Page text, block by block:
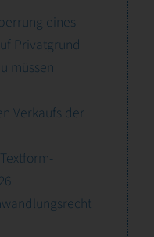
eines
Privatgrund
müssen
Verkaufs der